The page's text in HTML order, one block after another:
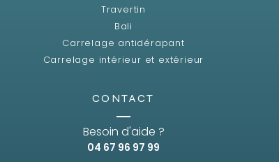
Travertin
Bali
Carrelage antidérapant
Carrelage intérieur et extérieur
CONTACT
Besoin d'aide ?
04 67 96 97 99